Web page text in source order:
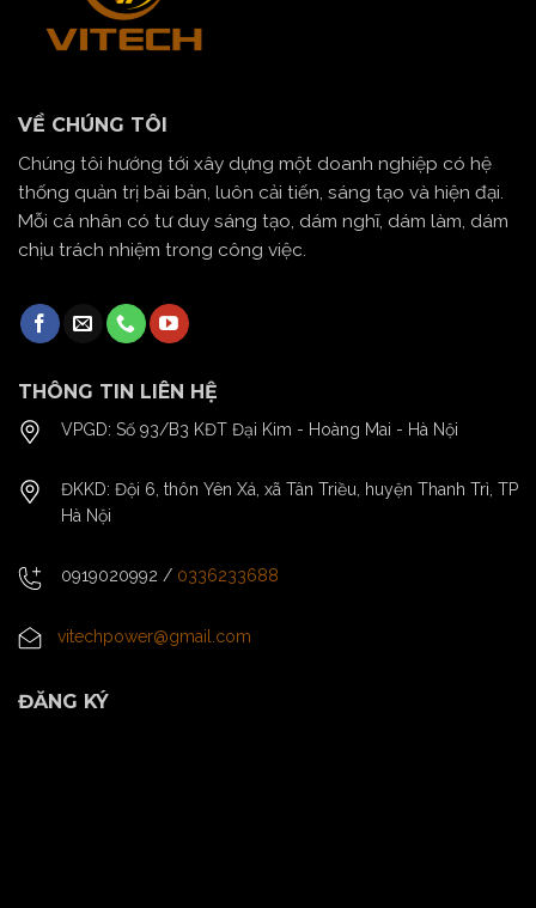
VỀ CHÚNG TÔI
Chúng tôi hướng tới xây dựng một doanh nghiệp có hệ
thống quản trị bài bản, luôn cải tiến, sáng tạo và hiện đại.
Mỗi cá nhân có tư duy sáng tạo, dám nghĩ, dám làm, dám
chịu trách nhiệm trong công việc.
THÔNG TIN LIÊN HỆ
VPGD: Số 93/B3 KĐT Đại Kim - Hoàng Mai - Hà Nội
ĐKKD: Đội 6, thôn Yên Xá, xã Tân Triều, huyện Thanh Trì, TP
Hà Nội
0919020992 / 0336233688
vitechpower@gmail.com
ĐĂNG KÝ